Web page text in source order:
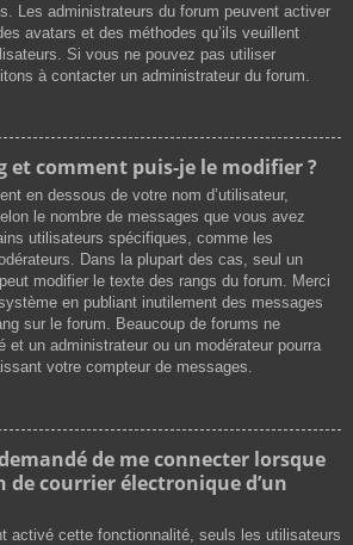
Les administrateurs du forum peuvent activer
avatars et des méthodes qu’ils veuillent
Si vous ne pouvez pas utiliser
à contacter un administrateur du forum.
et comment puis-je le modifier ?
en dessous de votre nom d’utilisateur,
le nombre de messages que vous avez
utilisateurs spécifiques, comme les
Dans la plupart des cas, seul un
modifier le texte des rangs du forum. Merci
en publiant inutilement des messages
sur le forum. Beaucoup de forums ne
et un administrateur ou un modérateur pourra
votre compteur de messages.
de me connecter lorsque
de courrier électronique d’un
activé cette fonctionnalité, seuls les utilisateurs